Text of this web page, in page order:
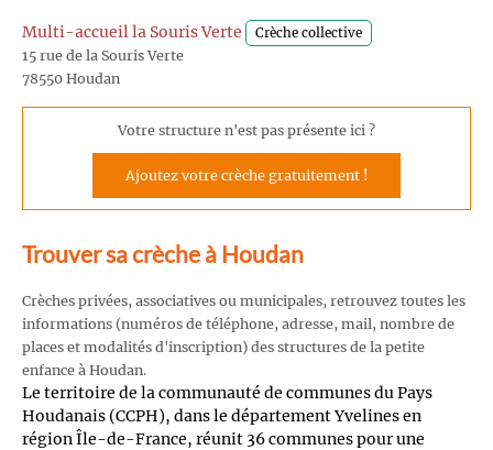
Multi-accueil la Souris Verte Crèche collective
15 rue de la Souris Verte
78550 Houdan
Votre structure n'est pas présente ici ?
Ajoutez votre crèche gratuitement !
Trouver sa crèche à Houdan
Crèches privées, associatives ou municipales, retrouvez toutes les
informations (numéros de téléphone, adresse, mail, nombre de
places et modalités d'inscription) des structures de la petite
enfance à Houdan.
Le territoire de la communauté de communes du Pays
Houdanais (CCPH), dans le département Yvelines en
région Île-de-France, réunit 36 communes pour une